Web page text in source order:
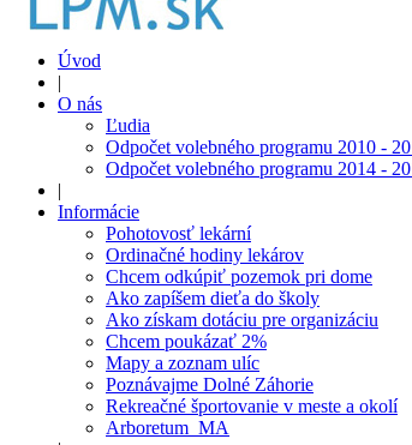
Úvod
|
O nás
Ľudia
Odpočet volebného programu 2010 -
Odpočet volebného programu 2014 -
|
Informácie
Pohotovosť lekární
Ordinačné hodiny lekárov
Chcem odkúpiť pozemok pri dome
Ako zapíšem dieťa do školy
Ako získam dotáciu pre organizáciu
Chcem poukázať 2%
Mapy a zoznam ulíc
Poznávajme Dolné Záhorie
Rekreačné športovanie v meste a okolí
Arboretum_MA